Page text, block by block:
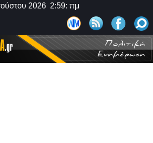
2026 2:59: πμ